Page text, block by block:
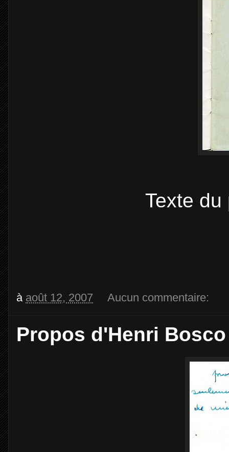
Texte du
à août 12, 2007 Aucun commentaire:
Propos d'Henri